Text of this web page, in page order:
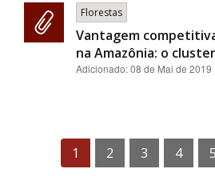
Florestas
Vantagem
na Amazônia: o
Adicionado:08 de Mai de 2019
1 2 3 4 5